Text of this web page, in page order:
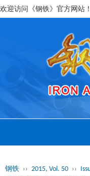
欢迎访问《钢铁》官方网站
钢铁 ›› 2015, Vol. 50 ››